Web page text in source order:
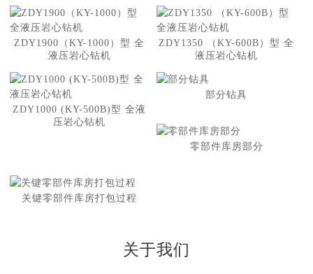
ZDY1900（KY-1000）型 全
液压岩心钻机
ZDY1350 （KY-600B）型 全
液压岩心钻机
ZDY1000 (KY-500B)型 全液
压岩心钻机
部分钻具
零部件库房部分
关键零部件库房打包过程
关于我们